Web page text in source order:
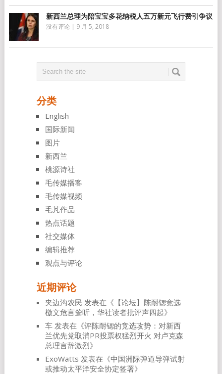
新西兰总理为陪宝宝多花纳税人五万新元飞行费引争议
没有评论 | 9 月 5, 2018
分类
English
国际新闻
图片
新西兰
桃源诗社
毛传媒播客
毛传媒视频
毛芃作品
热点话题
社交媒体
编辑推荐
观点与评论
近期评论
夹边沟农民 发表在《 【论坛】陈耐锶竞选
檄文危言耸听，华社读者批评声四起》
车发表在《评陈耐锶的竞选攻势：对新西
兰优先党取消PR投票权猛烈开火 对卢克森
总理言辞激烈》
ExoWatts 发表在《中国洲际弹道导弹试射
或推动太平洋安全协定签署》